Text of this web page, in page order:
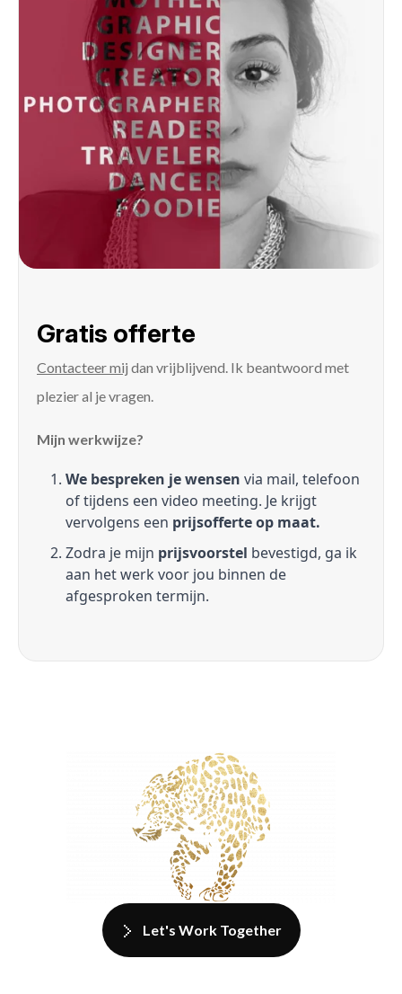
Gratis offerte
Contacteer mij dan vrijblijvend. Ik beantwoord met
plezier al je vragen.
Mijn werkwijze?
We bespreken je wensen via mail, telefoon
of tijdens een video meeting. Je krijgt
vervolgens een prijsofferte op maat.
Zodra je mijn prijsvoorstel bevestigd, ga ik
aan het werk voor jou binnen de
afgesproken termijn.
Let's Work Together